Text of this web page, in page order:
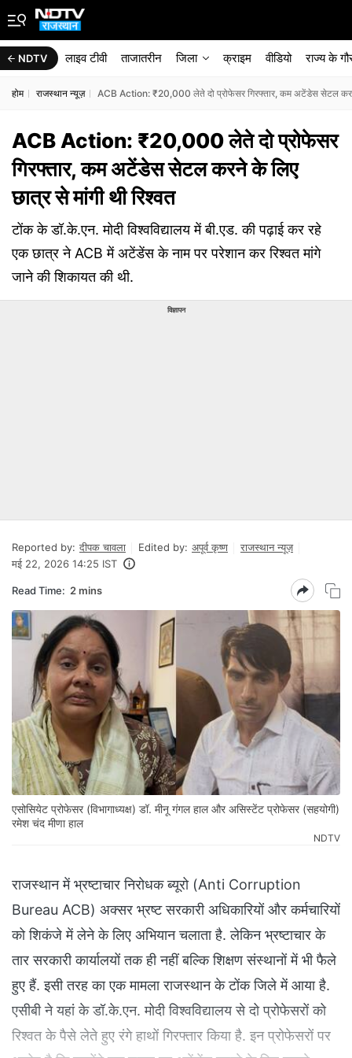
NDTV लाइव टीवी ताजातरीन जिला क्राइम वीडियो राज्‍य के
होम राजस्थान न्यूज़ ACB Action: ₹20,000 लेते दो प्रोफेसर गिरफ्तार, कम अटेंडेस सेटल करने
ACB Action: ₹20,000 लेते दो प्रोफेसर
गिरफ्तार, कम अटेंडेस सेटल करने के लिए
छात्र से मांगी थी रिश्वत
टोंक के डॉ.के.एन. मोदी विश्वविद्यालय में बी.एड. की पढ़ाई कर रहे
एक छात्र ने ACB में अटेंडेंस के नाम पर परेशान कर रिश्वत मांगे
जाने की शिकायत की थी.
विज्ञापन
Reported by: दीपक चावला Edited by: अपूर्व कृष्ण
राजस्थान न्यूज़
मई 22, 2026 14:25 IST
Read Time: 2 mins
एसोसियेट प्रोफेसर (विभागाध्यक्ष) डॉ. मीनू गंगल हाल और असिस्टेंट प्रोफेसर (सहयोगी)
रमेश चंद मीणा हाल
NDTV
राजस्थान में भ्रष्टाचार निरोधक ब्यूरो (Anti Corruption
Bureau ACB) अक्सर भ्रष्ट सरकारी अधिकारियों और कर्मचारियों
को शिकंजे में लेने के लिए अभियान चलाता है. लेकिन भ्रष्टाचार के
तार सरकारी कार्यालयों तक ही नहीं बल्कि शिक्षण संस्थानों में भी फैले
हुए हैं. इसी तरह का एक मामला राजस्थान के टोंक जिले में आया है.
एसीबी ने यहां के डॉ.के.एन. मोदी विश्वविद्यालय से दो प्रोफेसरों को
रिश्वत के पैसे लेते हुए रंगे हाथों गिरफ्तार किया है. इन प्रोफेसरों पर